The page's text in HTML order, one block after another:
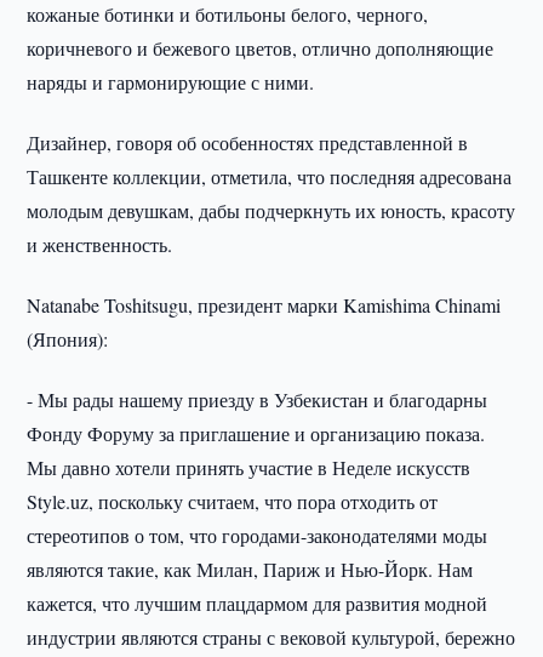
кожаные ботинки и ботильоны белого, черного,
коричневого и бежевого цветов, отлично дополняющие
наряды и гармонирующие с ними.
Дизайнер, говоря об особенностях представленной в
Ташкенте коллекции, отметила, что последняя адресована
молодым девушкам, дабы подчеркнуть их юность, красоту
и женственность.
Natanabe Toshitsugu, президент марки Kamishima Chinami
(Япония):
- Мы рады нашему приезду в Узбекистан и благодарны
Фонду Форуму за приглашение и организацию показа.
Мы давно хотели принять участие в Неделе искусств
Style.uz, поскольку считаем, что пора отходить от
стереотипов о том, что городами-законодателями моды
являются такие, как Милан, Париж и Нью-Йорк. Нам
кажется, что лучшим плацдармом для развития модной
индустрии являются страны с вековой культурой, бережно